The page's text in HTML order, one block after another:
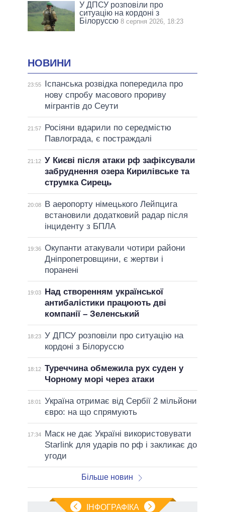
У ДПСУ розповіли про
ситуацію на кордоні з
Білоруссю 8 серпня 2026, 18:23
НОВИНИ
23:55
Іспанська розвідка попередила про
нову спробу масового прориву
мігрантів до Сеути
21:57
Росіяни вдарили по середмістю
Павлограда, є постраждалі
21:12 У Києві після атаки рф зафіксували
забруднення озера Кирилівське та
струмка Сирець
20:08
В аеропорту німецького Лейпцига
встановили додатковий радар після
інциденту з БПЛА
19:36 Окупанти атакували чотири райони
Дніпропетровщини, є жертви і
поранені
19:03
Над створенням української
антибалістики працюють дві
компанії – Зеленський
18:23 У ДПСУ розповіли про ситуацію на
кордоні з Білоруссю
18:12 Туреччина обмежила рух суден у
Чорному морі через атаки
18:01
Україна отримає від Сербії 2 мільйони
євро: на що спрямують
17:34
Маск не дає Україні використовувати
Starlink для ударів по рф і закликає до
угоди
Більше новин
ІНФОГРАФІКА